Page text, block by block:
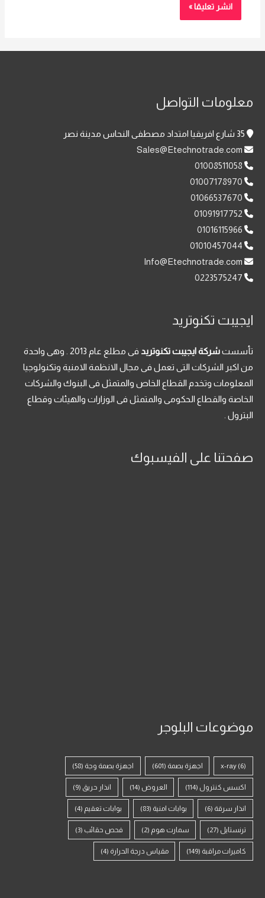
معلومات التواصل
01008511058
01007178970
01066537670
01091917752
01016115966
01010457044
0223575247
ايجيبت تكنوتريد
تأسستشركة ايجيبت تكنوتريد
فى مطلع عام 2013 . وهى واحدة
من اكبر الشركات التى تعمل فى مجال الانظمة الامنية وتكنولوجيا
المعلومات وتخدم القطاع الخاص والمتمثل فى البنوك والشركات
الخاصة والقطاع الحكومى والمتمثل فى الوزارات والهيئات وقطاع
البترول .
صفحتنا على الفيسبوك
موضوعات البلوجر
x-ray (6) اجهزة بصمة (601) اجهزة بصمة وجة (58)
اكسس كنترول (114) العروض (14) انذار حريق (9)
انذار سرقة (6) بوابات امنية (83) بوابات تعقيم (4)
ترنستايل (27) سمارت هوم (2) فحص حقائب (3)
كاميرات مراقبة (149) مقياس درجة الحرارة (4)